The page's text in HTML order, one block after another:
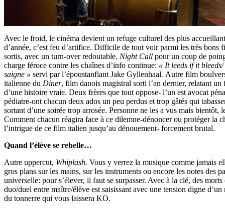
Avec le froid, le cinéma devient un refuge culturel des plus
d’année, c’est feu d’artifice. Difficile de tout voir parmi les très bons
sortis, avec un turn-over redoutable. Night Call pour un coup de
charge féroce contre les chaînes d’info continue: « It leeds if it
saigne » servi par l’époustanflant Jake Gyllenhaal. Autre film
italienne du Diner, film danois magistral sorti l’an dernier, relatant un
d’une histoire vraie. Deux frères que tout oppose- l’un est avocat
pédiatre-ont chacun deux ados un peu perdus et trop gâtés qui
sortant d’une soirée trop arrosée. Personne ne les a vus mais bientôt,
Comment chacun réagira face à ce dilemne-dénoncer ou protéger la
l’intrigue de ce film italien jusqu’au dénouement- forcement brutal.
Quand l’élève se rebelle…
Autre uppercut, Whiplash. Vous y verrez la musique comme jamais
gros plans sur les mains, sur les instruments ou encore les notes des
universelle: pour s’élever, il faut se surpasser. Avec à la clé, des
duo/duel entre maître/élève est saisissant avec une tension digne
du tonnerre qui vous laissera KO.